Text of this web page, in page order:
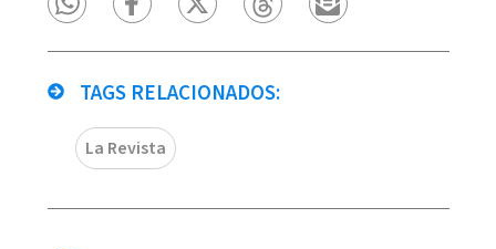
TAGS RELACIONADOS:
La Revista